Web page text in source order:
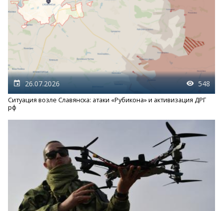
26.07.2026 548
Ситуация возле Славянска: атаки «Рубикона» и активизация ДРГ
рф